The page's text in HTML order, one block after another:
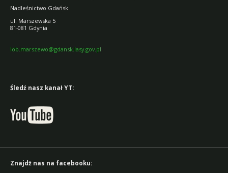
Nadleśnictwo Gdańsk
ul. Marszewska 5
81-081 Gdynia
lob.marszewo@gdansk.lasy.gov.pl
Śledź nasz kanał YT:
Znajdź nas na facebooku: